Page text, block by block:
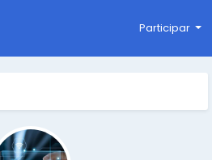
Participar